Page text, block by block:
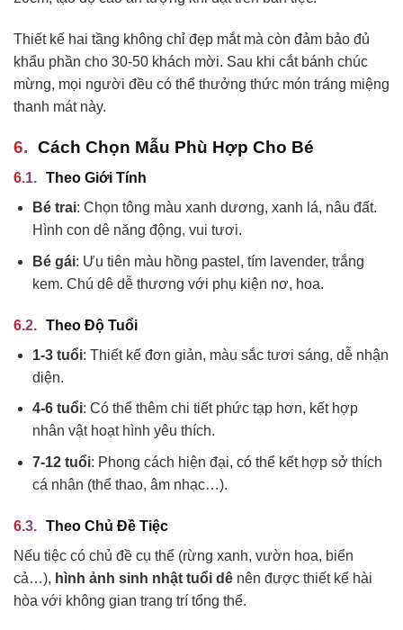
Thiết kế hai tầng không chỉ đẹp mắt mà còn đảm bảo đủ
khẩu phần cho 30-50 khách mời. Sau khi cắt bánh chúc
mừng, mọi người đều có thể thưởng thức món tráng miệng
thanh mát này.
Cách Chọn Mẫu Phù Hợp Cho Bé
Theo Giới Tính
Bé trai: Chọn tông màu xanh dương, xanh lá, nâu đất.
Hình con dê năng động, vui tươi.
Bé gái: Ưu tiên màu hồng pastel, tím lavender, trắng
kem. Chú dê dễ thương với phụ kiện nơ, hoa.
Theo Độ Tuổi
1-3 tuổi: Thiết kế đơn giản, màu sắc tươi sáng, dễ nhận
diện.
4-6 tuổi: Có thể thêm chi tiết phức tạp hơn, kết hợp
nhân vật hoạt hình yêu thích.
7-12 tuổi: Phong cách hiện đại, có thể kết hợp sở thích
cá nhân (thể thao, âm nhạc…).
Theo Chủ Đề Tiệc
Nếu tiệc có chủ đề cụ thể (rừng xanh, vườn hoa, biển
cả…), hình ảnh sinh nhật tuổi dê nên được thiết kế hài
hòa với không gian trang trí tổng thể.